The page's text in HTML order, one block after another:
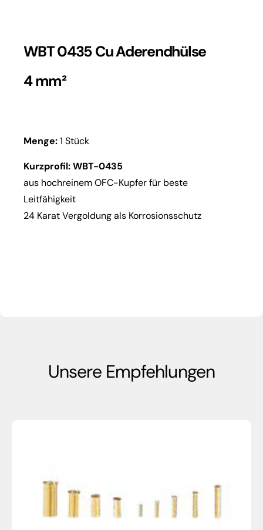
WBT 0435 Cu Aderendhülse
4 mm²
Menge:1 Stück
Kurzprofil: WBT-0435
aus hochreinem OFC-Kupfer für beste
Leitfähigkeit
24 Karat Vergoldung als Korrosionsschutz
Unsere Empfehlungen